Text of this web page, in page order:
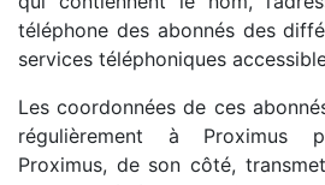
téléphone des abonnés des
services téléphoniques
Les coordonnées de ces
régulièrement à Proximus
Proximus, de son côté,